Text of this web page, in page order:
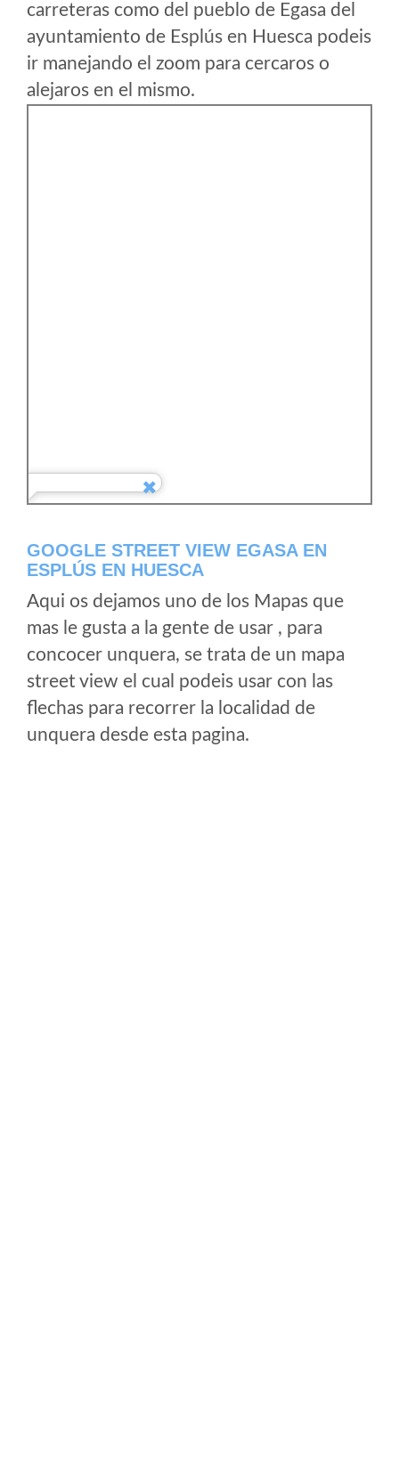
carreteras como del pueblo de Egasa del
ayuntamiento de Esplús en Huesca podeis
ir manejando el zoom para cercaros o
alejaros en el mismo.
GOOGLE STREET VIEW EGASA EN
ESPLÚS EN HUESCA
Aqui os dejamos uno de los Mapas que
mas le gusta a la gente de usar , para
concocer unquera, se trata de un mapa
street view el cual podeis usar con las
flechas para recorrer la localidad de
unquera desde esta pagina.